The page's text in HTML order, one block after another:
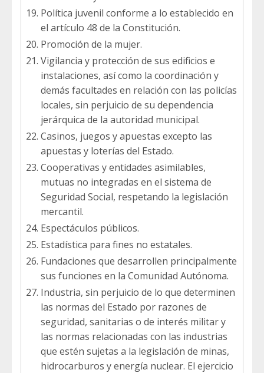
Política juvenil conforme a lo establecido en
el artículo 48 de la Constitución.
Promoción de la mujer.
Vigilancia y protección de sus edificios e
instalaciones, así como la coordinación y
demás facultades en relación con las policías
locales, sin perjuicio de su dependencia
jerárquica de la autoridad municipal.
Casinos, juegos y apuestas excepto las
apuestas y loterías del Estado.
Cooperativas y entidades asimilables,
mutuas no integradas en el sistema de
Seguridad Social, respetando la legislación
mercantil.
Espectáculos públicos.
Estadística para fines no estatales.
Fundaciones que desarrollen principalmente
sus funciones en la Comunidad Autónoma.
Industria, sin perjuicio de lo que determinen
las normas del Estado por razones de
seguridad, sanitarias o de interés militar y
las normas relacionadas con las industrias
que estén sujetas a la legislación de minas,
hidrocarburos y energía nuclear. El ejercicio